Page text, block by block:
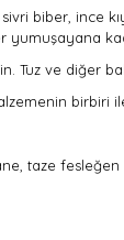
biber, ince
yumuşayana
Tuz ve diğer
birbiri
taze